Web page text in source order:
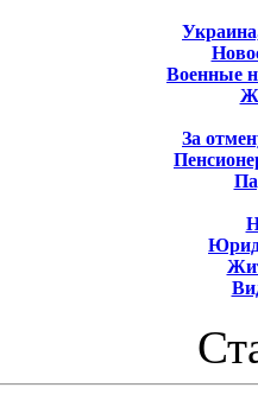
Военные
За